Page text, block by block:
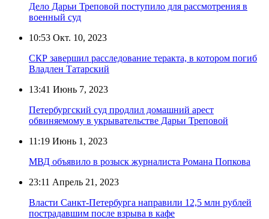
Дело Дарьи Треповой поступило для рассмотрения в
военный суд
10:53 Окт. 10, 2023
СКР завершил расследование теракта, в котором погиб
Владлен Татарский
13:41 Июнь 7, 2023
Петербургский суд продлил домашний арест
обвиняемому в укрывательстве Дарьи Треповой
11:19 Июнь 1, 2023
МВД объявило в розыск журналиста Романа Попкова
23:11 Апрель 21, 2023
Власти Санкт-Петербурга направили 12,5 млн рублей
пострадавшим после взрыва в кафе